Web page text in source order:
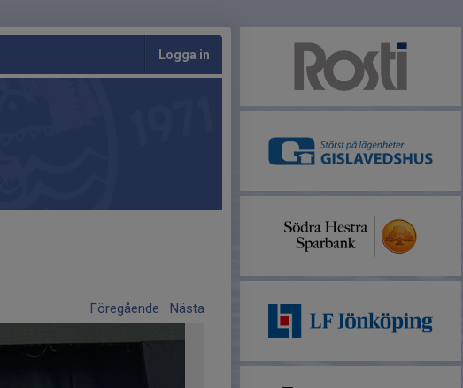
Logga in
Föregående Nästa